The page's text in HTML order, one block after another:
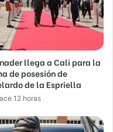
llega a Cali para la
de posesión de
de la Espriella
12 horas